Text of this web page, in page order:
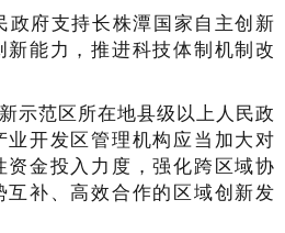
政府支持长株潭国家自主创新
能力，推进科技体制机制改
示范区所在地县级以上人民政
开发区管理机构应当加大对
金投入力度，强化跨区域协
补、高效合作的区域创新发